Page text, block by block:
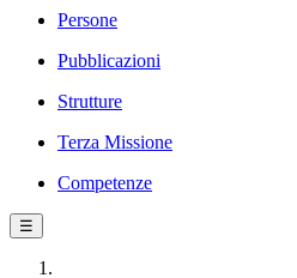
Persone
Pubblicazioni
Strutture
Terza Missione
Competenze
☰